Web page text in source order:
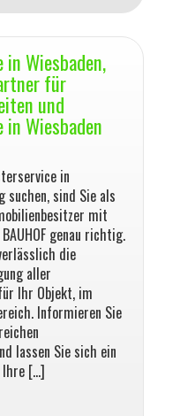
Wiesbaden,
für
und
Wiesbaden
in
suchen, sind Sie als
mit
genau richtig.
die
aller
Ihr Objekt, im
Informieren Sie
lassen Sie sich ein
Ihre […]